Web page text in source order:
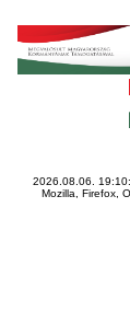
2026.08.06.
Mozilla, Firefox,